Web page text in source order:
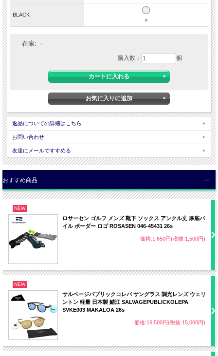
F（フリー/25.0 - 27.5cm）
■サイズについて
り異なりますのでご了承下さい。
・当店内の全ての画像はデジタルカメラによるものです。
て見える場合がございます。
・天候によって色・素材感が違った風に見える場合がございます。
BLACK
○
在庫: －
購入数： 個
返品についての詳細はこちら
お問い合わせ
友達にメールですすめる
おすすめ商品
NEW
ロサーセン ゴルフ メンズ 靴下 ソックス アンクル丈 厚底パ
イル ボーダー ロゴ ROSASEN 046-45431 26s
価格:1,650円(税抜 1,500円)
NEW
サルベージパブリックコレパ サングラス 調光レンズ ウェリ
ントン 軽量 日本製 鯖江 SALVAGEPUBLICKOLEPA
SVKE003 MAKALOA 26s
価格:16,500円(税抜 15,000円)